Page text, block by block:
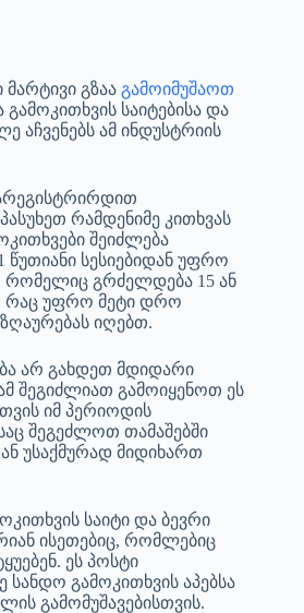
მარტივი გზაა გამოიმუშაოთ
გამოკითხვის საიტებისა და
აჩვენებს ამ ინდუსტრიის
რამდენიმე კითხვას
შეიძლება
წუთიანი სესიებიდან უფრო
რომელიც გრძელდება 15 ან
რაც უფრო მეტი დრო
იღებთ.
არ გახდეთ მდიდარი
შეგიძლიათ გამოიყენოთ ეს
იმ პერიოდის
შეგეძლოთ თამაშებში
უსაქმურად მიდიხართ
საიტი და ბევრი
ისეთებიც, რომლებიც
ეს პოსტი
გამოკითხვის აპებსა
გამომუშავებისთვის.